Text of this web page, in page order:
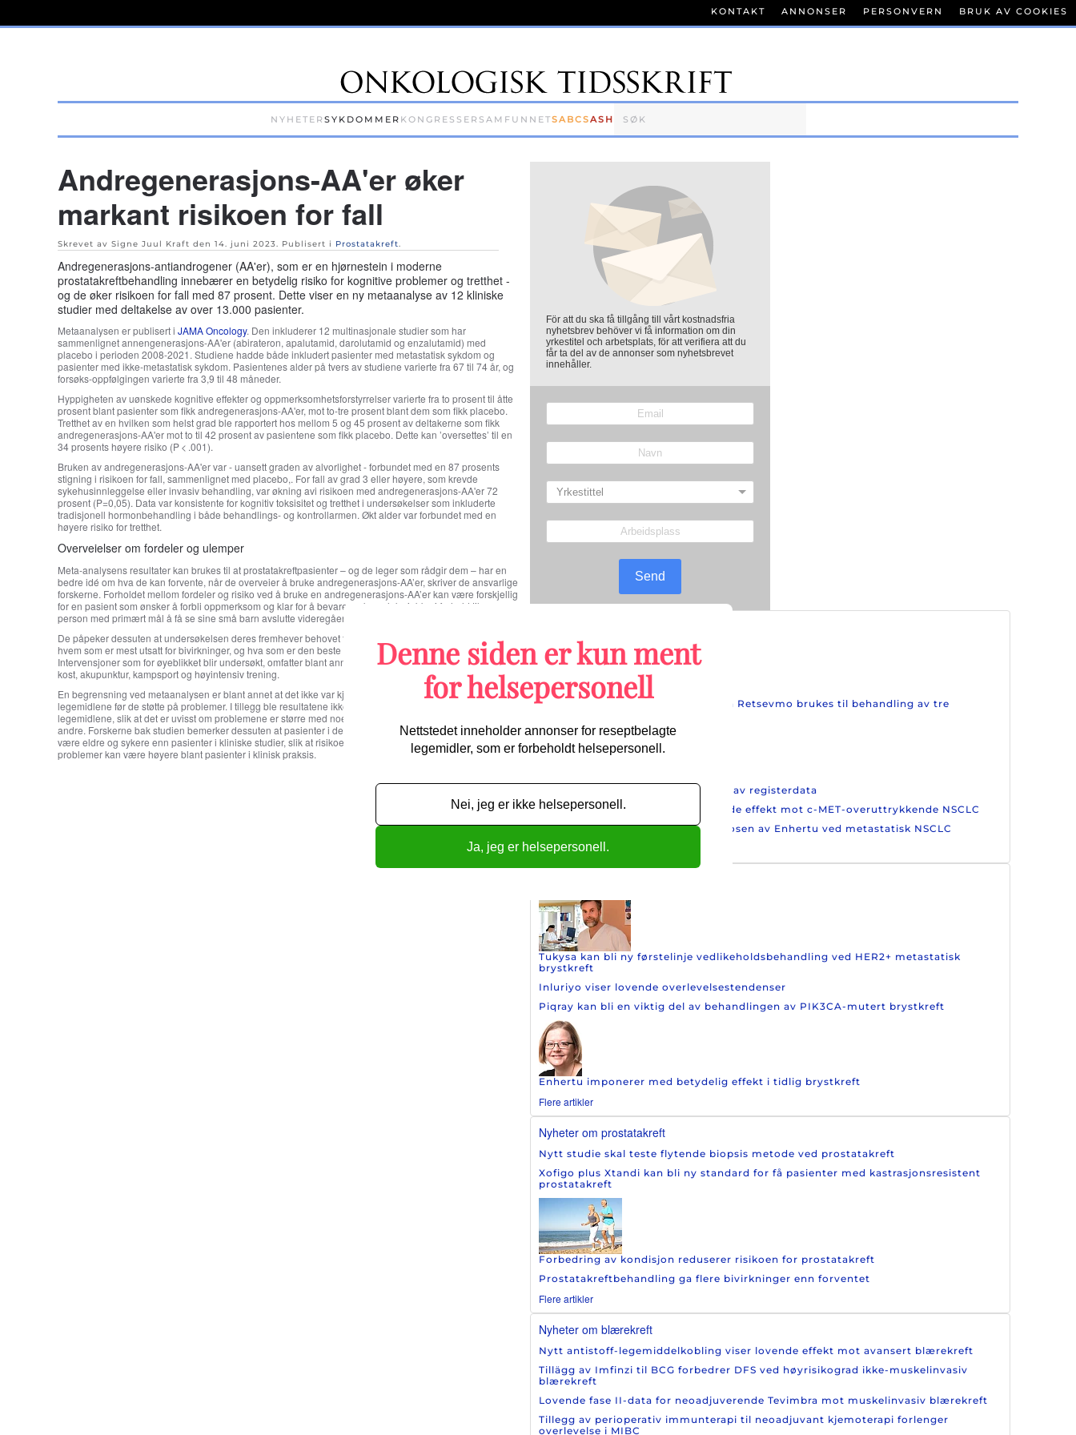
Skip to main content
NYHETER SYKDOMMER KONGRESSER SAMFUNNETSABCSASH
KONTAKT ANNONSER PERSONVERN BRUK AV COOKIES
Andregenerasjons-AA'er øker
markant risikoen for fall
Skrevet av Signe Juul Kraft den 14. juni 2023. Publisert i Prostatakreft.
Andregenerasjons-antiandrogener (AA'er), som er en hjørnestein i moderne
prostatakreftbehandling innebærer en betydelig risiko for kognitive problemer og tretthet -
og de øker risikoen for fall med 87 prosent. Dette viser en ny metaanalyse av 12 kliniske
studier med deltakelse av over 13.000 pasienter.
Metaanalysen er publisert i JAMA Oncology. Den inkluderer 12 multinasjonale studier som har
sammenlignet annengenerasjons-AA'er (abirateron, apalutamid, darolutamid og enzalutamid) med
placebo i perioden 2008-2021. Studiene hadde både inkludert pasienter med metastatisk sykdom og
pasienter med ikke-metastatisk sykdom. Pasientenes alder på tvers av studiene varierte fra 67 til 74 år, og
forsøks-oppfølgingen varierte fra 3,9 til 48 måneder.
Hyppigheten av uønskede kognitive effekter og oppmerksomhetsforstyrrelser varierte fra to prosent til åtte
prosent blant pasienter som fikk andregenerasjons-AA'er, mot to-tre prosent blant dem som fikk placebo.
Tretthet av en hvilken som helst grad ble rapportert hos mellom 5 og 45 prosent av deltakerne som fikk
andregenerasjons-AA'er mot to til 42 prosent av pasientene som fikk placebo. Dette kan ’oversettes’ til en
34 prosents høyere risiko (P < .001).
Bruken av andregenerasjons-AA'er var - uansett graden av alvorlighet - forbundet med en 87 prosents
stigning i risikoen for fall, sammenlignet med placebo,. For fall av grad 3 eller høyere, som krevde
sykehusinnleggelse eller invasiv behandling, var økning avi risikoen med andregenerasjons-AA'er 72
prosent (P=0,05). Data var konsistente for kognitiv toksisitet og tretthet i undersøkelser som inkluderte
tradisjonell hormonbehandling i både behandlings- og kontrollarmen. Økt alder var forbundet med en
høyere risiko for tretthet.
Overveielser om fordeler og ulemper
Meta-analysens resultater kan brukes til at prostatakreftpasienter – og de leger som rådgir dem – har en
bedre idé om hva de kan forvente, når de overveier å bruke andregenerasjons-AA’er, skriver de ansvarlige
forskerne. Forholdet mellom fordeler og risiko ved å bruke en andregenerasjons-AA’er kan være forskjellig
for en pasient som ønsker å forbli oppmerksom og klar for å bevare en kompleks jobb - i forhold til en
person med primært mål å få se sine små barn avslutte videregående, skriver forskerne.
De påpeker dessuten at undersøkelsen deres fremhever behovet for ytterligere forskning for å identifisere
hvem som er mest utsatt for bivirkninger, og hva som er den beste måten å forebygge og behandle dem på.
Intervensjoner som for øyeblikket blir undersøkt, omfatter blant annet donepezil, methylphenidat, fettfattig
kost, akupunktur, kampsport og høyintensiv trening.
En begrensning ved metaanalysen er blant annet at det ikke var kjent hvor lenge pasientene fikk
legemidlene før de støtte på problemer. I tillegg ble resultatene ikke oppgjort fordelt på de forskjellige
legemidlene, slik at det er uvisst om problemene er større med noen andegenerasjons-AA'er enn med
andre. Forskerne bak studien bemerker dessuten at pasienter i den virkelige verden har en tendens til å
være eldre og sykere enn pasienter i kliniske studier, slik at risikoen for fall, tretthet og kognisjons-
problemer kan være høyere blant pasienter i klinisk praksis.
För att du ska få tillgång till vårt kostnadsfria
nyhetsbrev behöver vi få information om din
yrkestitel och arbetsplats, för att verifiera att du
får ta del av de annonser som nyhetsbrevet
innehåller.
Send
Lengre ventet godkjenning: Nå kan Retsevmo brukes til behandling av tre
Ny lungekreftstudie har tatt i bruk av registerdata
Telisotuzumab vedotin viser lovende effekt mot c-MET-overuttrykkende NSCLC
Nye data favoriserer den laveste dosen av Enhertu ved metastatisk NSCLC
Flere artikler
Tukysa kan bli ny førstelinje vedlikeholdsbehandling ved HER2+ metastatisk
brystkreft
Inluriyo viser lovende overlevelsestendenser
Piqray kan bli en viktig del av behandlingen av PIK3CA-mutert brystkreft
Enhertu imponerer med betydelig effekt i tidlig brystkreft
Flere artikler
Nyheter om prostatakreft
Nytt studie skal teste flytende biopsis metode ved prostatakreft
Xofigo plus Xtandi kan bli ny standard for få pasienter med kastrasjonsresistent
prostatakreft
Forbedring av kondisjon reduserer risikoen for prostatakreft
Prostatakreftbehandling ga flere bivirkninger enn forventet
Flere artikler
Nyheter om blærekreft
Nytt antistoff-legemiddelkobling viser lovende effekt mot avansert blærekreft
Tillägg av Imfinzi til BCG forbedrer DFS ved høyrisikograd ikke-muskelinvasiv
blærekreft
Lovende fase II-data for neoadjuverende Tevimbra mot muskelinvasiv blærekreft
Tillegg av perioperativ immunterapi til neoadjuvant kjemoterapi forlenger
overlevelse i MIBC
Denne siden er kun ment
for helsepersonell
Nettstedet inneholder annonser for reseptbelagte
legemidler, som er forbeholdt helsepersonell.
Nei, jeg er ikke helsepersonell.
Ja, jeg er helsepersonell.